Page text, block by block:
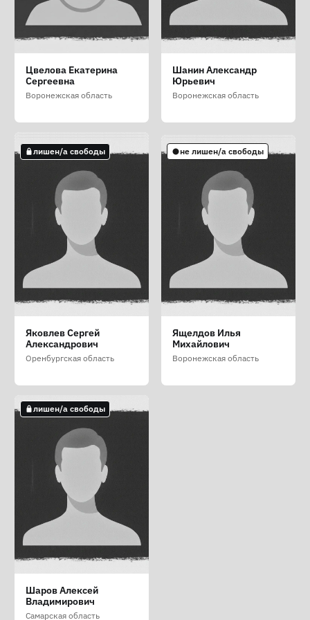
Сурин Василий
Аркадьевич
Воронежская область
Тронев Евгений
Михайлович
Воронежская область
Фурсова Валерия
Евгеньевна
Воронежская область
не лишен/а свободы
Харламов Валентин
Сергеевич
Воронежская область
Цвелова Екатерина
Сергеевна
Воронежская область
Шанин Александр
Юрьевич
Воронежская область
лишен/а свободы
Шарамед Андрей
Валерьевич
Воронежская область
не лишен/а свободы
Шаркунов Илья
Леонидович
Воронежская область
лишен/а свободы
Шаров Алексей
Владимирович
Самарская область
лишен/а свободы
Яковлев Сергей
Александрович
Оренбургская область
не лишен/а свободы
Ящелдов Илья
Михайлович
Воронежская область